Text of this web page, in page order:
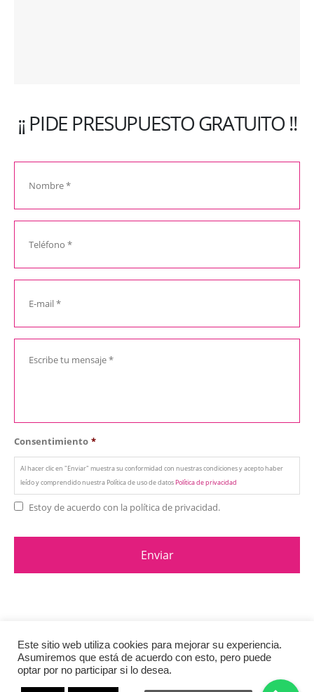
¡¡ PIDE PRESUPUESTO GRATUITO !!
Consentimiento *
Al hacer clic en "Enviar" muestra su conformidad con nuestras condiciones y acepto haber
leído y comprendido nuestra Política de uso de datosPolítica de privacidad
Estoy de acuerdo con la política de privacidad.
© Copyright 2020. All Rights Reserved.Política de privacidady Cookies
Este sitio web utiliza cookies para mejorar su experiencia.
Asumiremos que está de acuerdo con esto, pero puede
optar por no participar si lo desea.